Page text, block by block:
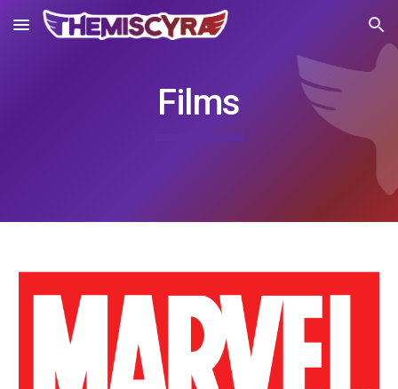
Skip to main content Skip to navigation
Films